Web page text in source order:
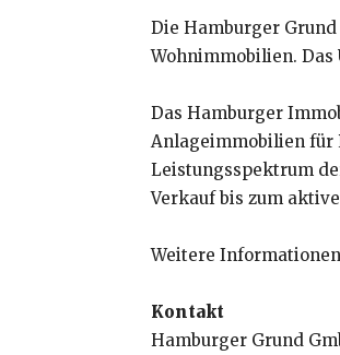
Die Hamburger
Wohnimmobilien.
Das Hamburger
Anlageimmobilien für
Leistungsspektrum
Verkauf bis zum
Weitere
Kontakt
Hamburger Grund